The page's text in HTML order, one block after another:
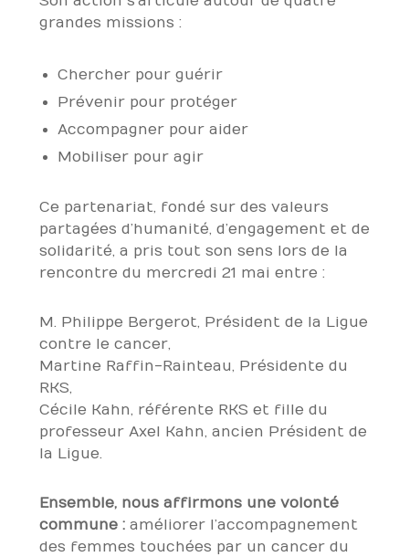
grandes missions :
Chercher pour guérir
Prévenir pour protéger
Accompagner pour aider
Mobiliser pour agir
Ce partenariat, fondé sur des valeurs
partagées d’humanité, d’engagement et de
solidarité, a pris tout son sens lors de la
rencontre du mercredi 21 mai entre :
M. Philippe Bergerot, Président de la Ligue
contre le cancer,
Martine Raffin-Rainteau, Présidente du
RKS,
Cécile Kahn, référente RKS et fille du
professeur Axel Kahn, ancien Président de
la Ligue.
Ensemble, nous affirmons une volonté
commune :améliorer l’accompagnement
des femmes touchées par un cancer du